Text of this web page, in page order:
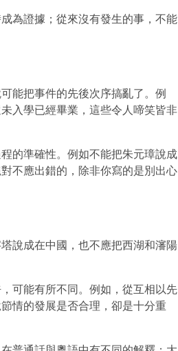
為證據；從來沒有發生的事，不能
能把事件的先後次序搞亂了。例
入學已經畢業，這些令人啼笑皆非
的準確性。例如不能把朱元璋說成
不應出錯的，除非你寫的是別出心
說成在中國，也不應把西湖和瀋陽
可能有所不同。例如，從互相以先
情的發展是否合理，卻是十分重